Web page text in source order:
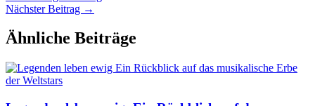
Nächster Beitrag →
Ähnliche Beiträge